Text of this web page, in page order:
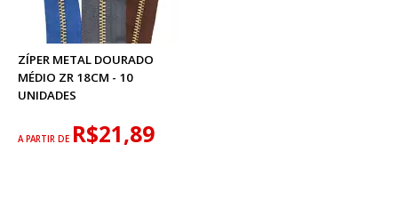
ZÍPER METAL DOURADO
MÉDIO ZR 18CM - 10
UNIDADES
A PARTIR DE R$21,89